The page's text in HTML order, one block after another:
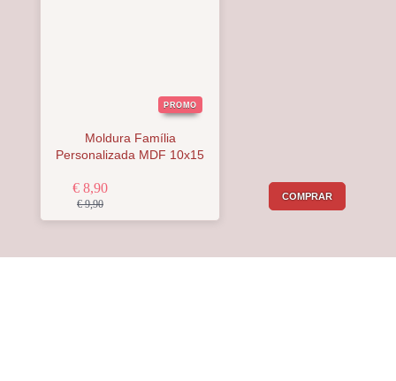
PROMO
Moldura Família
Personalizada MDF 10x15
€ 8,90
€ 9,90
COMPRAR